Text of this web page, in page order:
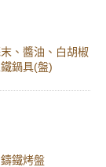
、醬油、白胡椒
鍋具(盤)
鐵烤盤